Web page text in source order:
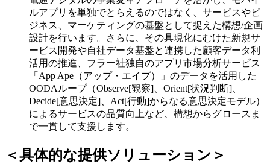
ルアプリを単独でとらえるのではなく、サービスやビ
ジネス、マーケティングの基盤として捉えた構想/企画
設計を行います。さらに、その具現化にむけた新規サ
ービス開発や自社データ基盤と連携した顧客データ利
活用の推進、フラー社独自のアプリ市場分析サービス
「App Ape（アップ・エイプ）」のデータを活用した
OODAループ（Observe[観察]、Orient[状況判断]、
Decide[意思決定]、Act[行動]からなる意思決定モデル）
によるサービスの品質向上など、構想からグロースま
で一貫して支援します。
＜具体的な提供ソリューション＞